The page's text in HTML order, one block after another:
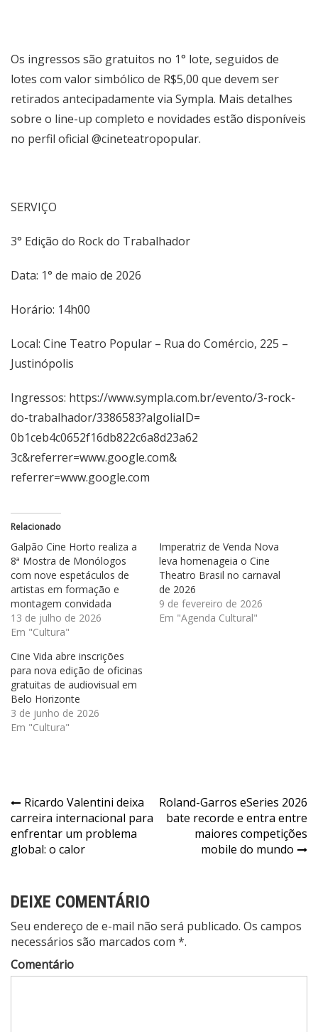
Os ingressos são gratuitos no 1° lote, seguidos de
lotes com valor simbólico de R$5,00 que devem ser
retirados antecipadamente via Sympla. Mais detalhes
sobre o line-up completo e novidades estão disponíveis
no perfil oficial @cineteatropopular.
SERVIÇO
3° Edição do Rock do Trabalhador
Data: 1° de maio de 2026
Horário: 14h00
Local: Cine Teatro Popular – Rua do Comércio, 225 –
Justinópolis
Ingressos: https://www.sympla.com.br/evento/3-rock-
do-trabalhador/3386583?algoliaID=
0b1ceb4c0652f16db822c6a8d23a62
3c&referrer=www.google.com&
referrer=www.google.com
Relacionado
Galpão Cine Horto realiza a
8ª Mostra de Monólogos
com nove espetáculos de
artistas em formação e
montagem convidada
13 de julho de 2026
Em "Cultura"
Imperatriz de Venda Nova
leva homenageia o Cine
Theatro Brasil no carnaval
de 2026
9 de fevereiro de 2026
Em "Agenda Cultural"
Cine Vida abre inscrições
para nova edição de oficinas
gratuitas de audiovisual em
Belo Horizonte
3 de junho de 2026
Em "Cultura"
Navegação
de
Post
Ricardo Valentini deixa
carreira internacional para
enfrentar um problema
global: o calor
Roland-Garros eSeries 2026
bate recorde e entra entre
maiores competições
mobile do mundo
DEIXE COMENTÁRIO
Seu endereço de e-mail não será publicado. Os campos
necessários são marcados com *.
Comentário